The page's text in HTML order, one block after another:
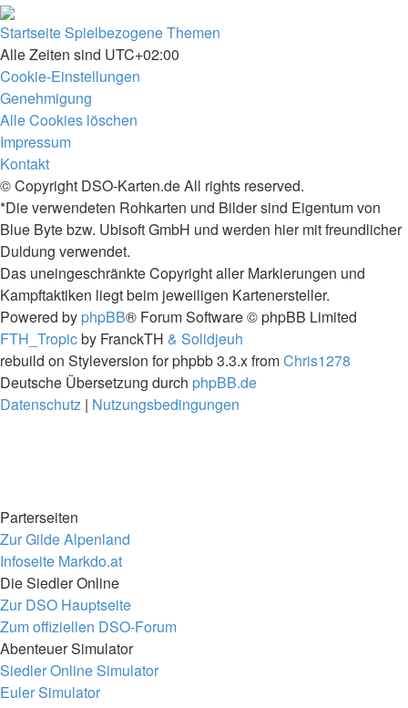
StartseiteSpielbezogene Themen
Alle Zeiten sind UTC+02:00
Cookie-Einstellungen
Genehmigung
Alle Cookies löschen
Impressum
Kontakt
© Copyright DSO-Karten.de All rights reserved.
*Die verwendeten Rohkarten und Bilder sind Eigentum von
Blue Byte bzw. Ubisoft GmbH und werden hier mit freundlicher
Duldung verwendet.
Das uneingeschränkte Copyright aller Markierungen und
Kampftaktiken liegt beim jeweiligen Kartenersteller.
Powered by phpBB® Forum Software © phpBB Limited
FTH_Tropicby FranckTH & Solidjeuh
rebuild on Styleversion for phpbb 3.3.x fromChris1278
Deutsche Übersetzung durch phpBB.de
Datenschutz | Nutzungsbedingungen
Parterseiten
Zur Gilde Alpenland
Infoseite Markdo.at
Die Siedler Online
Zur DSO Hauptseite
Zum offiziellen DSO-Forum
Abenteuer Simulator
Siedler Online Simulator
Euler Simulator